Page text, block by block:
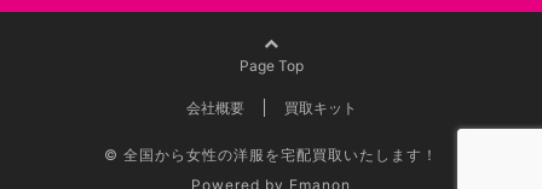
Page Top
会社概要 買取キット
© 全国から女性の洋服を宅配買取いたします！
Powered by Emanon